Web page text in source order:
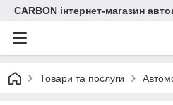
CARBON інтернет-магазин
Товари та послуги